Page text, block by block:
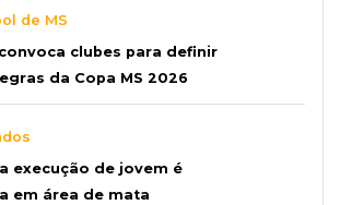
de MS
clubes para definir
da Copa MS 2026
execução de jovem é
em área de mata